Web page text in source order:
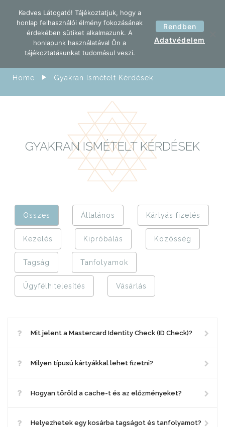
Home Gyakran Ismételt Kérdések
GYAKRAN ISMÉTELT KÉRDÉSEK
Összes Általános Kártyás fizetés
Kezelés Kipróbálás Közösség
Tagság Tanfolyamok
Ügyfélhitelesítés Vásárlás
Mit jelent a Mastercard Identity Check (ID Check)?
Milyen típusú kártyákkal lehet fizetni?
Hogyan töröld a cache-t és az előzményeket?
Helyezhetek egy kosárba tagságot és tanfolyamot?
Kedves Látogató! Tájékoztatjuk, hogy a
honlap felhasználói élmény fokozásának
érdekében sütiket alkalmazunk. A
honlapunk használatával Ön a
tájékoztatásunkat tudomásul veszi.
Rendben
Adatvédelem